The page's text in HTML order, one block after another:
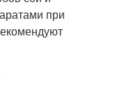
при